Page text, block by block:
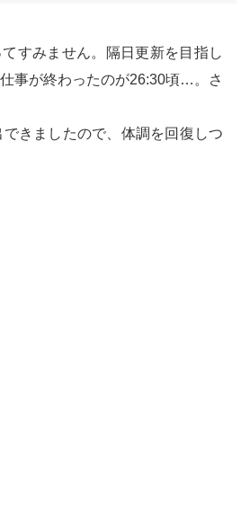
すみません。隔日更新を目指し
事が終わったのが26:30頃…。さ
きましたので、体調を回復しつ